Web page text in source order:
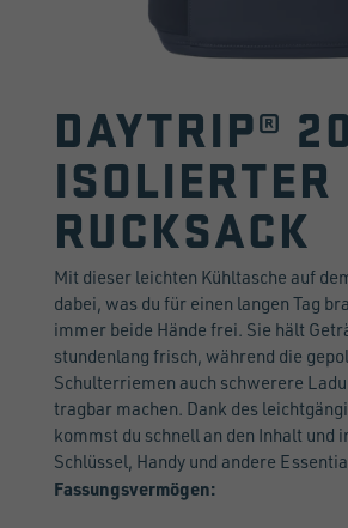
DAYTRIP®
ISOLIERTER
RUCKSACK
Mit dieser leichten Kühltasche auf
dabei, was du für einen langen Tag
immer beide Hände frei. Sie hält
stundenlang frisch, während die
Schulterriemen auch schwerere
tragbar machen. Dank des
kommst du schnell an den Inhalt und
Schlüssel, Handy und andere
Fassungsvermögen: